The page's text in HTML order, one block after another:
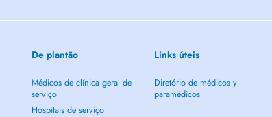
De plantão
Médicos de clínica geral de
serviço
Hospitais de serviço
Links úteis
Diretório de médicos y
paramédicos